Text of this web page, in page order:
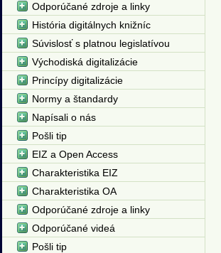
Odporúčané zdroje a linky
História digitálnych knižníc
Súvislosť s platnou legislatívou
Východiská digitalizácie
Princípy digitalizácie
Normy a štandardy
Napísali o nás
Pošli tip
EIZ a Open Access
Charakteristika EIZ
Charakteristika OA
Odporúčané zdroje a linky
Odporúčané videá
Pošli tip